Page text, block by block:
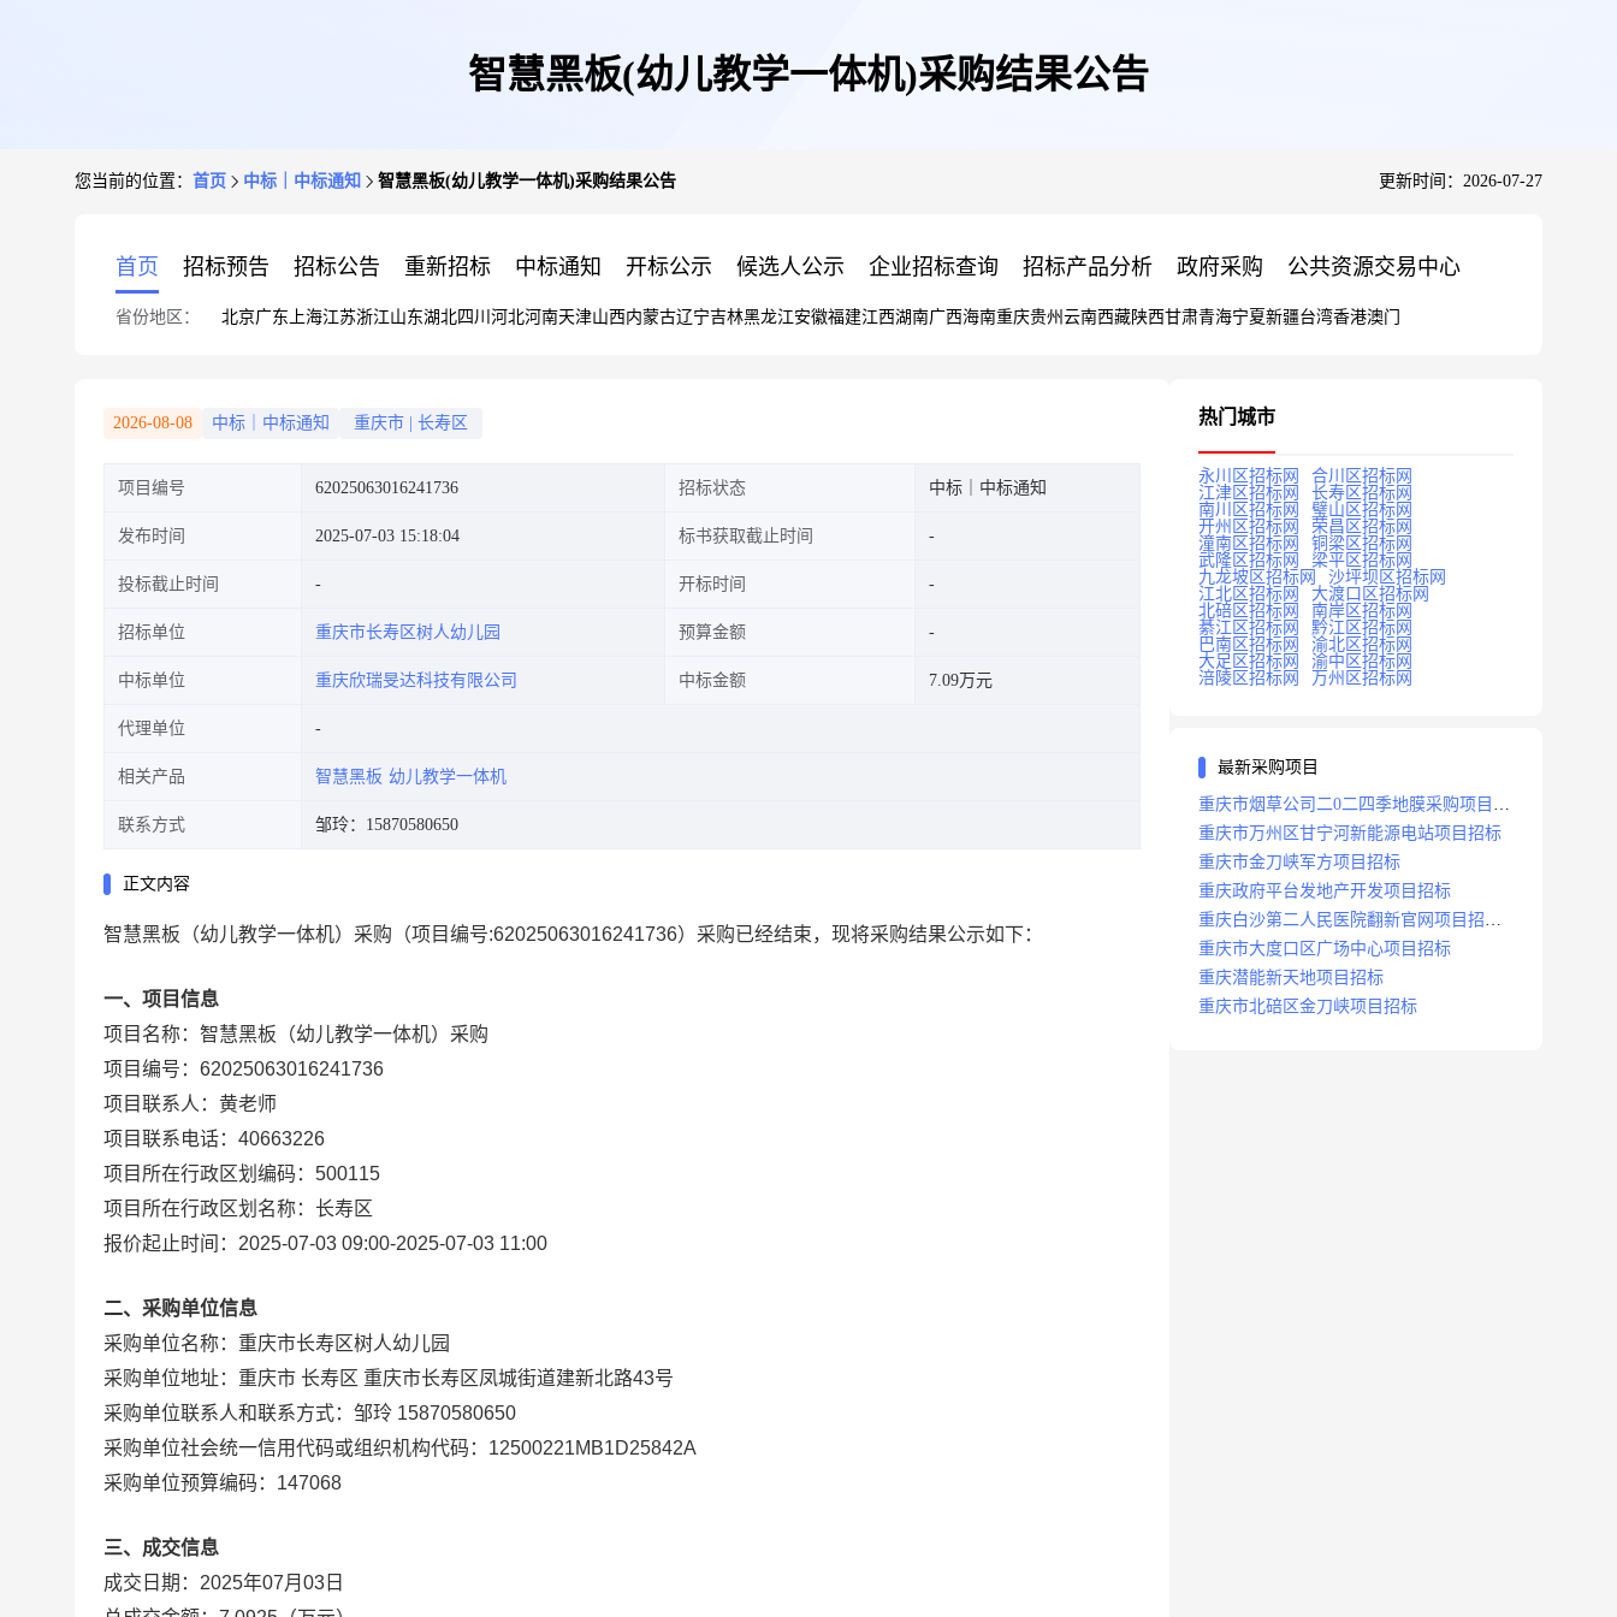
智慧黑板(幼儿教学一体机)采购结果公告
您当前的位置： 首页 中标｜中标通知 智慧黑板(幼儿教学一体机)采购结果公告 更新时间：2026-07-27
首页 招标预告 招标公告 重新招标 中标通知 开标公示 候选人公示 企业招标查询 招标产品分析 政府采购 公共资源交易中心
省份地区： 北京广东 上海江苏浙江山东湖北四川 河北河南天津山西内蒙古辽宁吉林黑龙江安徽福建江西湖南广西海南重庆贵州 云南西藏陕西甘肃青海宁夏新疆台湾香港澳门
2026-08-08 中标｜中标通知 重庆市 长寿区
项目编号 62025063016241736 招标状态 中标｜中标通知
发布时间 2025-07-03 15:18:04 标书获取截止时间
投标截止时间 开标时间
招标单位 重庆市长寿区树人幼儿园 预算金额
中标单位 重庆欣瑞旻达科技有限公司 中标金额 7.09万元
代理单位
相关产品 智慧黑板 幼儿教学一体机
联系方式 邹玲：15870580650
正文内容
智慧黑板（幼儿教学一体机）采购 （项目编号:62025063016241736）采购已经结束，现将采购结果公示如下：
一、项目信息
项目名称： 智慧黑板（幼儿教学一体机）采购
项目编号： 62025063016241736
项目联系人： 黄老师
项目联系电话： 40663226
项目所在行政区划编码： 500115
项目所在行政区划名称： 长寿区
报价起止时间： 2025-07-03 09:00-2025-07-03 11:00
二、采购单位信息
采购单位名称： 重庆市长寿区树人幼儿园
采购单位地址： 重庆市 长寿区 重庆市长寿区凤城街道建新北路43号
采购单位联系人和联系方式： 邹玲 15870580650
采购单位社会统一信用代码或组织机构代码： 12500221MB1D25842A
采购单位预算编码： 147068
三、成交信息
成交日期： 2025年07月03日
热门城市
永川区招标网
合川区招标网
江津区招标网
长寿区招标网
南川区招标网
璧山区招标网
开州区招标网
荣昌区招标网
潼南区招标网
铜梁区招标网
武隆区招标网
梁平区招标网
九龙坡区招标网
沙坪坝区招标网
江北区招标网
大渡口区招标网
北碚区招标网
南岸区招标网
綦江区招标网
黔江区招标网
巴南区招标网
渝北区招标网
大足区招标网
渝中区招标网
涪陵区招标网
万州区招标网
最新采购项目
重庆市烟草公司二0二四季地膜采购项目招
标公告
重庆市万州区甘宁河新能源电站项目招标
重庆市金刀峡军方项目招标
重庆政府平台发地产开发项目招标
重庆白沙第二人民医院翻新官网项目招标
公告
重庆市大度口区广场中心项目招标
重庆潜能新天地项目招标
重庆市北碚区金刀峡项目招标